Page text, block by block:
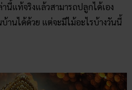
านี้แท้จริงแล้วสามารถปลูกได้เอง
านได้ด้วย แต่จะมีไม้อะไรบ้างวันนี้